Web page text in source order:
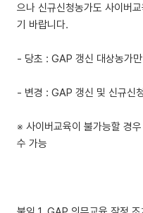
으나 신규신청농가도 사이버
기 바랍니다.
- 당초 : GAP 갱신 대상농가
- 변경 : GAP 갱신 및 신규신
※ 사이버교육이 불가능할 경
수 가능